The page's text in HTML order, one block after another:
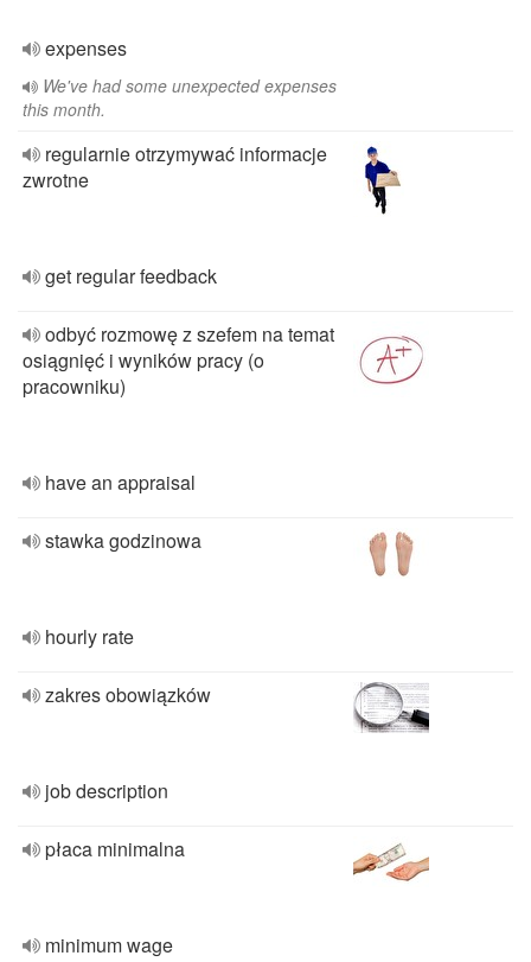
expenses
We've had some unexpected expenses
this month.
regularnie otrzymywać informacje
zwrotne
get regular feedback
odbyć rozmowę z szefem na temat
osiągnięć i wyników pracy (o
pracowniku)
have an appraisal
stawka godzinowa
hourly rate
zakres obowiązków
job description
płaca minimalna
minimum wage